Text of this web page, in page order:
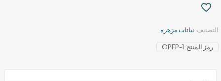
التصنيف: نباتات مزهرة
رمز المنتج: OPFP-1